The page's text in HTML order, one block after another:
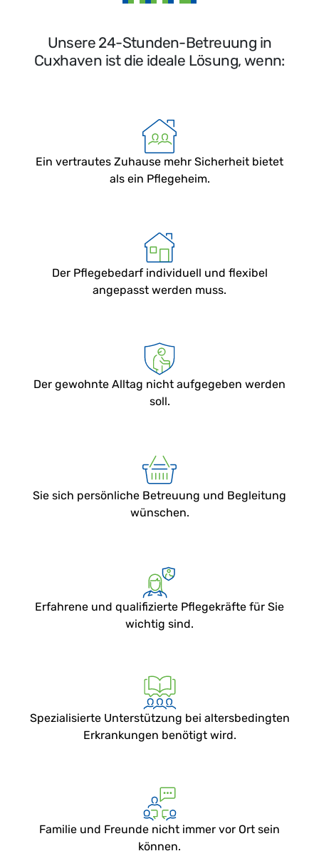
Unsere 24-Stunden-Betreuung in
Cuxhaven ist die ideale Lösung, wenn:
Ein vertrautes Zuhause mehr Sicherheit bietet
als ein Pflegeheim.
Der Pflegebedarf individuell und flexibel
angepasst werden muss.
Der gewohnte Alltag nicht aufgegeben werden
soll.
Sie sich persönliche Betreuung und Begleitung
wünschen.
Erfahrene und qualifizierte Pflegekräfte für Sie
wichtig sind.
Spezialisierte Unterstützung bei altersbedingten
Erkrankungen benötigt wird.
Familie und Freunde nicht immer vor Ort sein
können.